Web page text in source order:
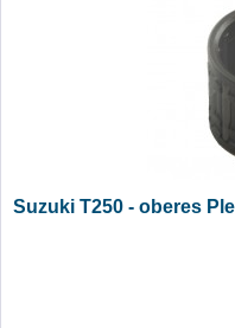
Suzuki T250 - oberes